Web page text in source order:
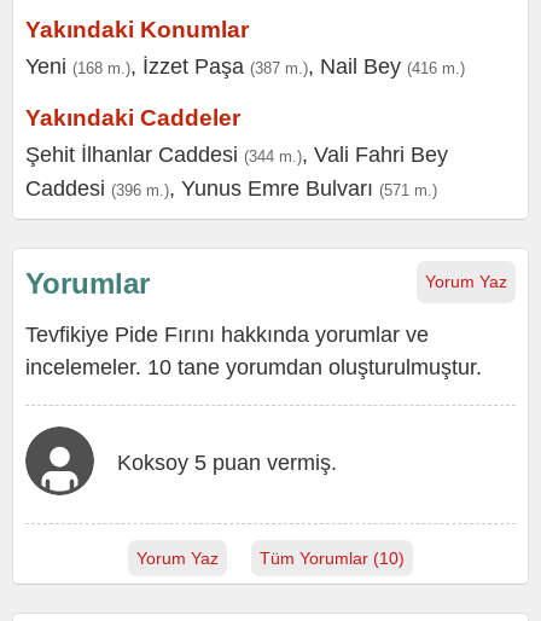
Yakındaki Konumlar
Yeni (168 m.), İzzet Paşa (387 m.), Nail Bey (416 m.)
Yakındaki Caddeler
Şehit İlhanlar Caddesi (344 m.), Vali Fahri Bey
Caddesi (396 m.), Yunus Emre Bulvarı (571 m.)
Yorum Yaz
Yorumlar
Tevfikiye Pide Fırını hakkında yorumlar ve
incelemeler. 10 tane yorumdan oluşturulmuştur.
Koksoy 5 puan vermiş.
Yorum Yaz Tüm Yorumlar (10)